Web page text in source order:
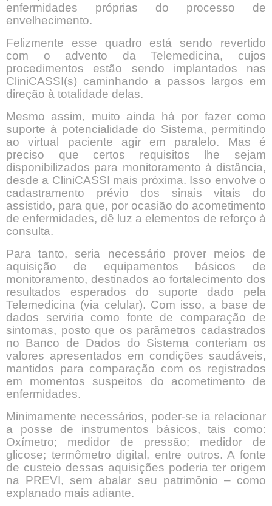
enfermidades próprias do processo de
envelhecimento.
Felizmente esse quadro está sendo revertido
com o advento da Telemedicina, cujos
procedimentos estão sendo implantados nas
CliniCASSI(s) caminhando a passos largos em
direção à totalidade delas.
Mesmo assim, muito ainda há por fazer como
suporte à potencialidade do Sistema, permitindo
ao virtual paciente agir em paralelo. Mas é
preciso que certos requisitos lhe sejam
disponibilizados para monitoramento à distância,
desde a CliniCASSI mais próxima. Isso envolve o
cadastramento prévio dos sinais vitais do
assistido, para que, por ocasião do acometimento
de enfermidades, dê luz a elementos de reforço à
consulta.
Para tanto, seria necessário prover meios de
aquisição de equipamentos básicos de
monitoramento, destinados ao fortalecimento dos
resultados esperados do suporte dado pela
Telemedicina (via celular). Com isso, a base de
dados serviria como fonte de comparação de
sintomas, posto que os parâmetros cadastrados
no Banco de Dados do Sistema conteriam os
valores apresentados em condições saudáveis,
mantidos para comparação com os registrados
em momentos suspeitos do acometimento de
enfermidades.
Minimamente necessários, poder-se ia relacionar
a posse de instrumentos básicos, tais como:
Oxímetro; medidor de pressão; medidor de
glicose; termômetro digital, entre outros. A fonte
de custeio dessas aquisições poderia ter origem
na PREVI, sem abalar seu patrimônio – como
explanado mais adiante.